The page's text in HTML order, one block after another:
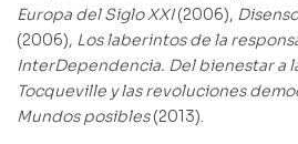
Europa del Siglo XXI(2006),
(2006), Los laberintos de la
InterDependencia. Del bienestar a
Tocqueville y las revoluciones
Mundos posibles(2013).